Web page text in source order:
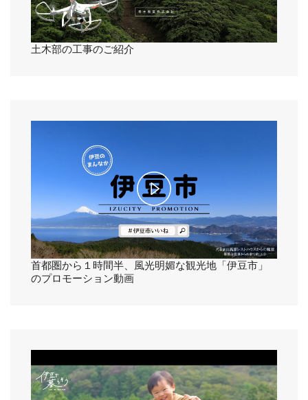
l
d
e
o
土木部の工事のご紹介
P
l
a
i
d
首都圏から１時間半、風光明媚な観光地「伊豆市」
のプロモーション動画